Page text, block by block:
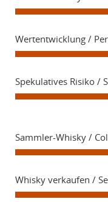
Wertentwicklung /
Spekulatives Risiko /
Sammler-Whisky /
Whisky verkaufen /